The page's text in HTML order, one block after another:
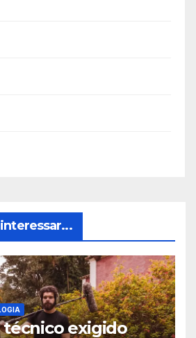
técnico exigido